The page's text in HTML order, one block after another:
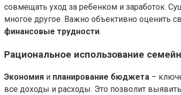
совмещать уход за ребенком и заработок.
многое другое. Важно объективно оценить
финансовые трудности.
Рациональное использование
Экономия и планирование бюджета –
все доходы и расходы. Это позволит